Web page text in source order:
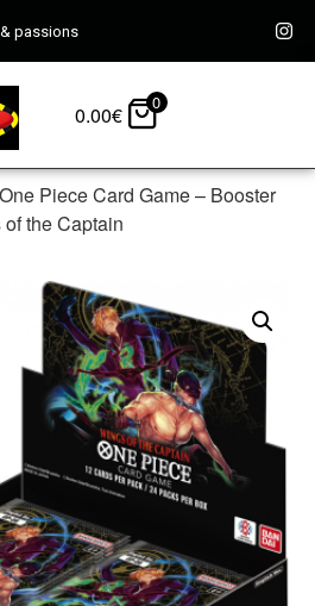
passions
0.00€ 0
Piece Card Game – Booster
the Captain